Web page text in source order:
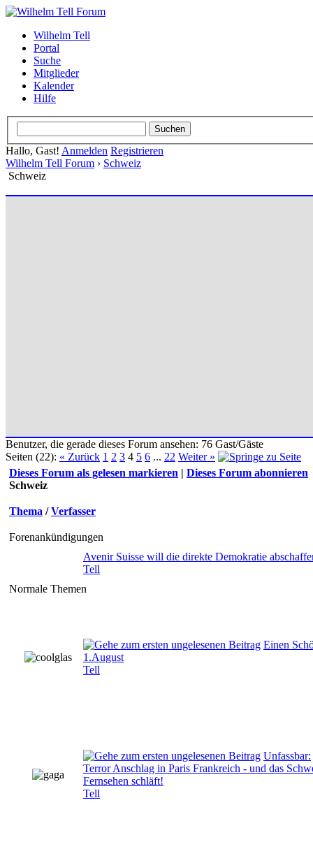
Wilhelm Tell
Portal
Suche
Mitglieder
Kalender
Hilfe
Hallo, Gast! Anmelden Registrieren
Wilhelm Tell Forum › Schweiz
Schweiz
Benutzer, die gerade dieses Forum ansehen: 76 Gast/Gäste
Seiten (22): « Zurück 1 2 3 4 5 6 ... 22 Weiter »
Dieses Forum als gelesen markieren | Dieses Forum abonnieren
Schweiz
Thema /Verfasser
Forenankündigungen
Avenir Suisse will die direkte Demokratie
Tell
Normale Themen
Einen
1.August
Tell
Unfassbar:
Terror Anschlag in Paris Frankreich - und das
Fernsehen schläft!
Tell